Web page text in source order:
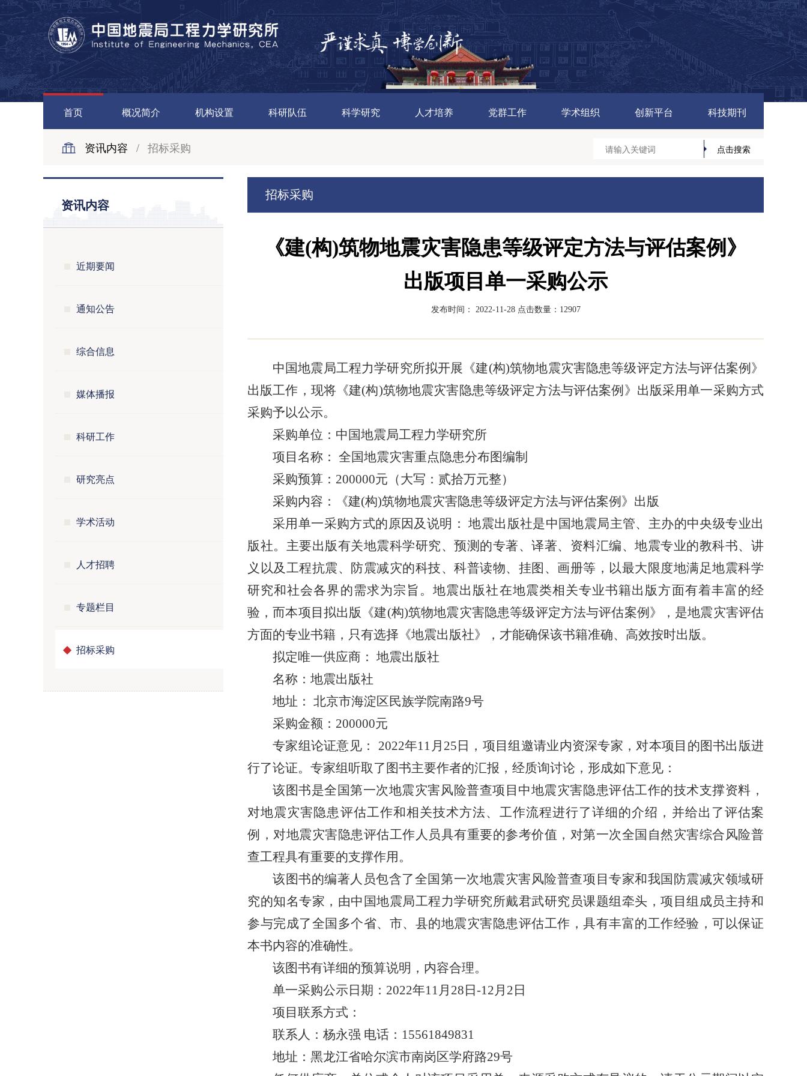
首页 概况简介 机构设置 科研队伍 科学研究 人才培养 党群工作 学术组织 创新平台 科技期刊
资讯内容 / 招标采购
资讯内容
近期要闻
通知公告
综合信息
媒体播报
科研工作
研究亮点
学术活动
人才招聘
专题栏目
招标采购
招标采购
《建(构)筑物地震灾害隐患等级评定方法与评估案例》
出版项目单一采购公示
发布时间： 2022-11-28 点击数量：12907
中国地震局工程力学研究所拟开展《建(构)筑物地震灾害隐患等级评定方法与评估案例》
出版工作，现将《建(构)筑物地震灾害隐患等级评定方法与评估案例》出版采用单一采购方式
采购予以公示。
采购单位：中国地震局工程力学研究所
项目名称： 全国地震灾害重点隐患分布图编制
采购预算：200000元（大写：贰拾万元整）
采购内容：《建(构)筑物地震灾害隐患等级评定方法与评估案例》出版
采用单一采购方式的原因及说明： 地震出版社是中国地震局主管、主办的中央级专业出
版社。主要出版有关地震科学研究、预测的专著、译著、资料汇编、地震专业的教科书、讲
义以及工程抗震、防震减灾的科技、科普读物、挂图、画册等，以最大限度地满足地震科学
研究和社会各界的需求为宗旨。地震出版社在地震类相关专业书籍出版方面有着丰富的经
验，而本项目拟出版《建(构)筑物地震灾害隐患等级评定方法与评估案例》，是地震灾害评估
方面的专业书籍，只有选择《地震出版社》，才能确保该书籍准确、高效按时出版。
拟定唯一供应商： 地震出版社
名称：地震出版社
地址： 北京市海淀区民族学院南路9号
采购金额：200000元
专家组论证意见： 2022年11月25日，项目组邀请业内资深专家，对本项目的图书出版进
行了论证。专家组听取了图书主要作者的汇报，经质询讨论，形成如下意见：
该图书是全国第一次地震灾害风险普查项目中地震灾害隐患评估工作的技术支撑资料，
对地震灾害隐患评估工作和相关技术方法、工作流程进行了详细的介绍，并给出了评估案
例，对地震灾害隐患评估工作人员具有重要的参考价值，对第一次全国自然灾害综合风险普
查工程具有重要的支撑作用。
该图书的编著人员包含了全国第一次地震灾害风险普查项目专家和我国防震减灾领域研
究的知名专家，由中国地震局工程力学研究所戴君武研究员课题组牵头，项目组成员主持和
参与完成了全国多个省、市、县的地震灾害隐患评估工作，具有丰富的工作经验，可以保证
本书内容的准确性。
该图书有详细的预算说明，内容合理。
单一采购公示日期：2022年11月28日-12月2日
项目联系方式：
联系人：杨永强 电话：15561849831
地址：黑龙江省哈尔滨市南岗区学府路29号